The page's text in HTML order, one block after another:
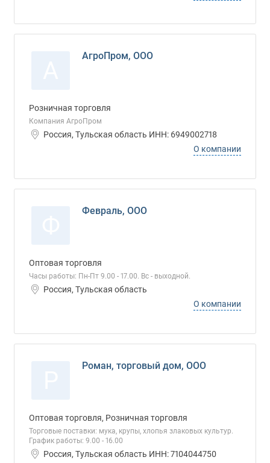
АгроПром, ООО
Розничная торговля
Компания АгроПром
Россия, Тульская область ИНН: 6949002718
О компании
Февраль, ООО
Оптовая торговля
Часы работы: Пн-Пт 9.00 - 17.00. Вс - выходной.
Россия, Тульская область
О компании
Роман, торговый дом, ООО
Оптовая торговля, Розничная торговля
Торговые поставки: мука, крупы, хлопья злаковых культур.
График работы: 9.00 - 16.00
Россия, Тульская область ИНН: 7104044750